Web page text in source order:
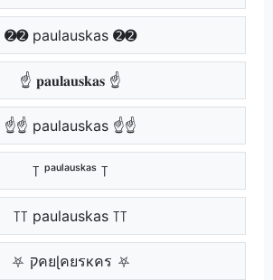
➋➋ paulauskas ➋➋
☝ 𝐩𝐚𝐮𝐥𝐚𝐮𝐬𝐤𝐚𝐬 ☝
☝☝ paulauskas ☝☝
꓄ ᵖᵃᵘˡᵃᵘˢᵏᵃˢ ꓄
꓄꓄ paulauskas ꓄꓄
⛧ קคยɭคยรкคร ⛧